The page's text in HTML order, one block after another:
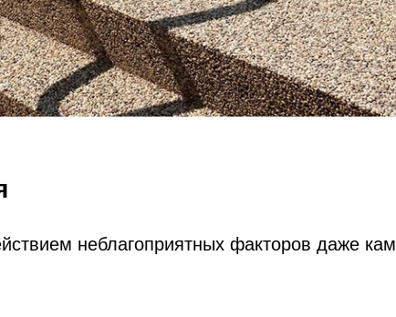
неблагоприятных факторов даже